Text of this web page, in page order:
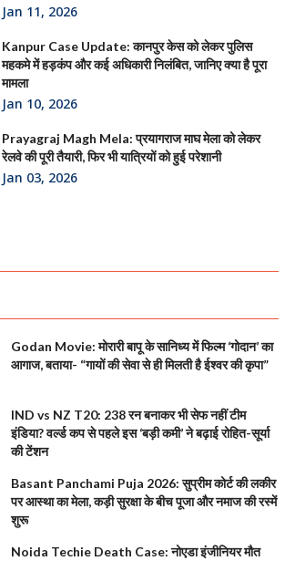
Jan 11, 2026
Kanpur Case Update: कानपुर केस को लेकर पुलिस
महकमे में हड़कंप और कई अधिकारी निलंबित, जानिए क्या है पूरा
मामला
Jan 10, 2026
Prayagraj Magh Mela: प्रयागराज माघ मेला को लेकर
रेलवे की पूरी तैयारी, फिर भी यात्रियों को हुई परेशानी
Jan 03, 2026
Godan Movie: मोरारी बापू के सानिध्य में फिल्म ‘गोदान’ का
आगाज, बताया- “गायों की सेवा से ही मिलती है ईश्वर की कृपा”
IND vs NZ T20: 238 रन बनाकर भी सेफ नहीं टीम
इंडिया? वर्ल्ड कप से पहले इस ‘बड़ी कमी’ ने बढ़ाई रोहित-सूर्या
की टेंशन
Basant Panchami Puja 2026: सुप्रीम कोर्ट की लकीर
पर आस्था का मेला, कड़ी सुरक्षा के बीच पूजा और नमाज की रस्में
शुरू
Noida Techie Death Case: नोएडा इंजीनियर मौत